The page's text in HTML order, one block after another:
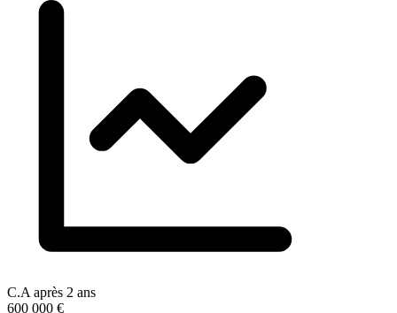
C.A après 2 ans
600 000 €